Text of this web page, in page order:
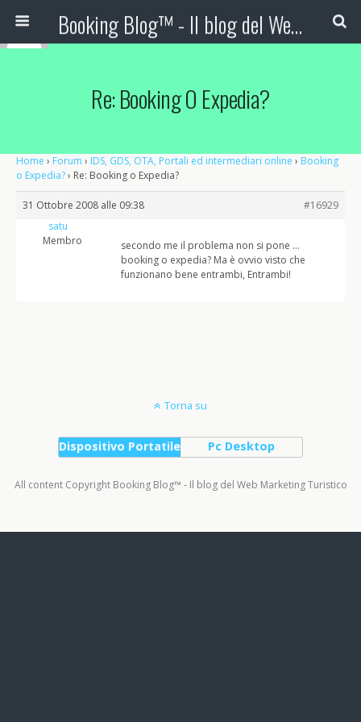
Booking Blog™ - Il blog del Web Marketing Turistico
Re: Booking O Expedia?
Home › Forum › IDS, GDS, OTA, Portali ed intermediari online › Booking
o Expedia?› Re: Booking o Expedia?
31 Ottobre 2008 alle 09:38
#16929
satu
Membro
secondo me il problema non si pone …
booking o expedia? Ma è ovvio visto che
funzionano bene entrambi, Entrambi!
Torna su
Dispositivo Portatile Pc Desktop
All content Copyright Booking Blog™ - Il blog del Web Marketing Turistico